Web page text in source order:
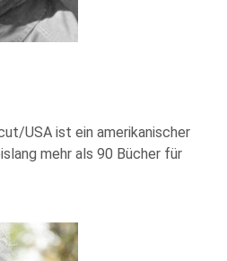
USA ist ein amerikanischer
mehr als 90 Bücher für